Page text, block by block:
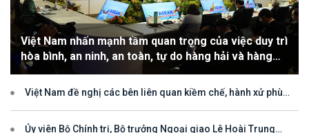
Việt Nam nhấn mạnh tầm quan trọng của việc duy trì
hòa bình, an ninh, an toàn, tự do hàng hải và hàng
không
Việt Nam đề nghị các bên liên quan kiềm chế, hành xử phù
phán đối với vùng đặc quyền kinh tế và thềm lục địa của quốc gia
ven biển
Ủy viên Bộ Chính trị, Bộ trưởng Ngoại giao Lê Hoài Trung